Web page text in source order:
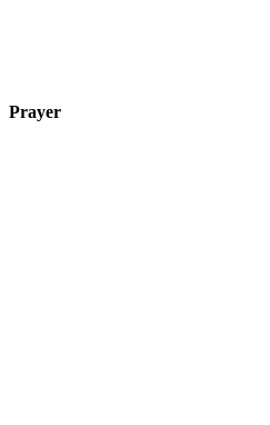
Prayer